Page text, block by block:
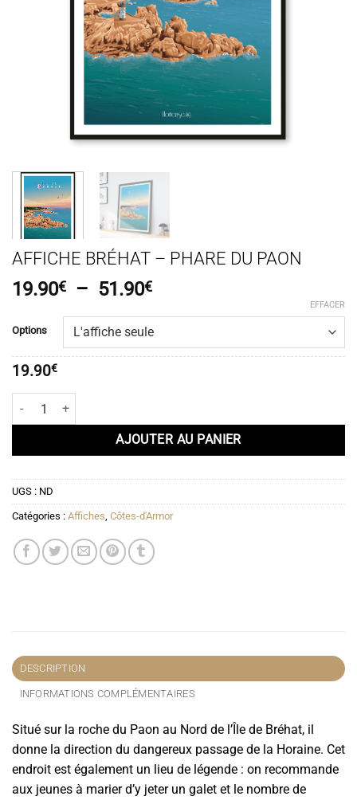
AFFICHE BRÉHAT – PHARE DU PAON
19.90€ – 51.90€Plage
prix :
19.90€
Options
EFFACER
19.90€
quantité de Affiche Bréhat - Phare du Paon
AJOUTER AU PANIER
UGS : ND
Catégories : Affiches Côtes-d'Armor
DESCRIPTION
INFORMATIONS COMPLÉMENTAIRES
Situé sur la roche du Paon au Nord de l’Île de Bréhat, il
donne la direction du dangereux passage de la Horaine. Cet
endroit est également un lieu de légende : on recommande
aux jeunes à marier d’y jeter un galet et le nombre de